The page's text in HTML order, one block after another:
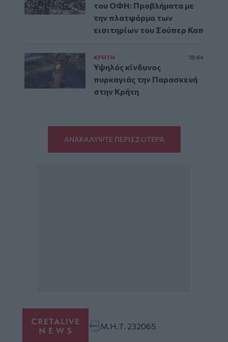
του ΟΦΗ: Προβλήματα με
την πλατφόρμα των
εισιτηρίων του Σούπερ Καπ
ΚΡΗΤΗ 18:44
Υψηλός κίνδυνος
πυρκαγιάς την Παρασκευή
στην Κρήτη
ΑΝΑΚΑΛΥΨΤΕ ΠΕΡΙΣΣΟΤΕΡΑ
Μ.Η.Τ. 232065